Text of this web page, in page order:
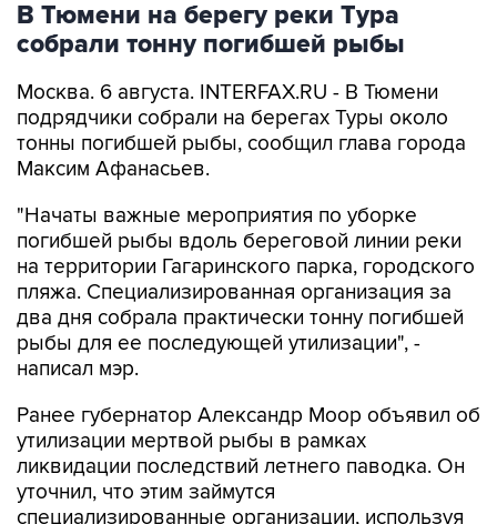
В Тюмени на берегу реки Тура
собрали тонну погибшей рыбы
Москва. 6 августа. INTERFAX.RU - В Тюмени
подрядчики собрали на берегах Туры около
тонны погибшей рыбы, сообщил глава города
Максим Афанасьев.
"Начаты важные мероприятия по уборке
погибшей рыбы вдоль береговой линии реки
на территории Гагаринского парка, городского
пляжа. Специализированная организация за
два дня собрала практически тонну погибшей
рыбы для ее последующей утилизации", -
написал мэр.
Ранее губернатор Александр Моор объявил об
утилизации мертвой рыбы в рамках
ликвидации последствий летнего паводка. Он
уточнил, что этим займутся
специализированные организации, используя